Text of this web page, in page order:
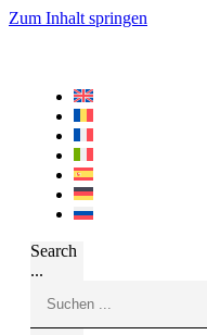
Zum Inhalt springen
Search
...